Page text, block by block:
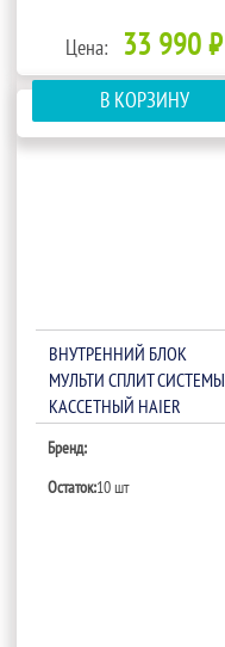
Цена: 33 990 ₽
В КОРЗИНУ
ВНУТРЕННИЙ БЛОК
МУЛЬТИ СПЛИТ СИСТЕМЫ
КАССЕТНЫЙ HAIER
Бренд:
Остаток:10 шт